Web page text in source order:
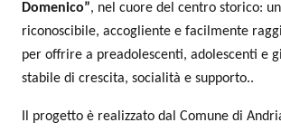
Domenico”, nel cuore del centro storico:
riconoscibile, accogliente e facilmente
per offrire a preadolescenti, adolescenti e
stabile di crescita, socialità e supporto..
Il progetto è realizzato dal Comune di